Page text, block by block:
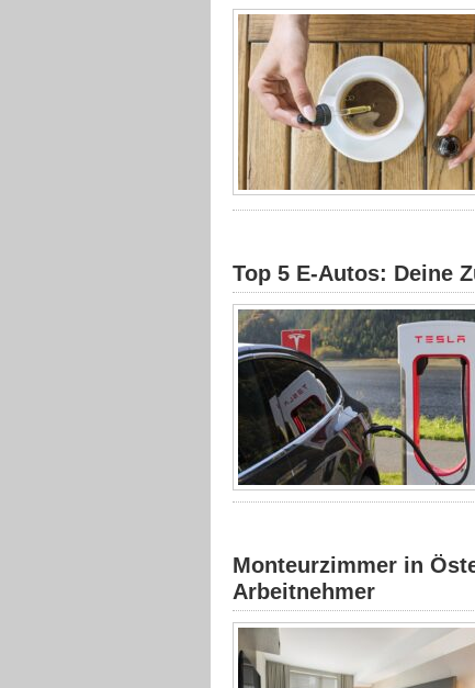
Top 5 E-Autos: Deine
Monteurzimmer in
Arbeitnehmer